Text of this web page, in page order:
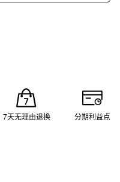
7天无理由退换 分期利益点